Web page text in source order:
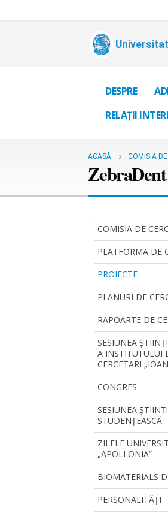
DESPRE
RELAȚII
ACASĂ COMISIA
COMISIA DE
PLATFORMA DE
PROIECTE
PLANURI DE
RAPOARTE DE
SESIUNEA
A INSTITUTULUI
CERCETARI
CONGRES
SESIUNEA
STUDENȚEASCĂ
ZILELE
„APOLLONIA”
BIOMATERIALS
PERSONALITĂŢI